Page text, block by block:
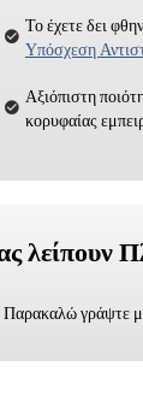
Το έχετε δει
Υπόσχεση
Αξιόπιστη
κορυφαίας
λείπουν
Παρακαλώ γράψτε